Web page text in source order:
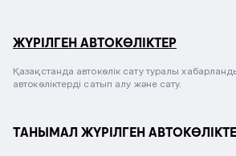
ЖҮРІЛГЕН АВТОКӨЛІКТЕР
Қазақстанда автокөлік сату туралы
автокөліктерді сатып алу және сату.
ТАНЫМАЛ ЖҮРІЛГЕН